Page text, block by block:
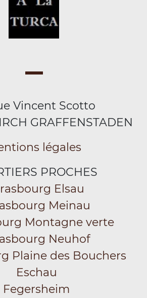
Vincent Scotto
GRAFFENSTADEN
légales
PROCHES
Elsau
Meinau
Montagne verte
Neuhof
Plaine des Bouchers
Eschau
Fegersheim